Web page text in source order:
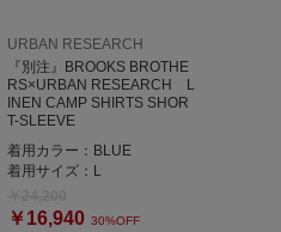
URBAN RESEARCH
『別注』BROOKS BROTHE
RS×URBAN RESEARCH L
INEN CAMP SHIRTS SHOR
T-SLEEVE
着用カラー： BLUE
着用サイズ： L
￥16,940 30%OFF